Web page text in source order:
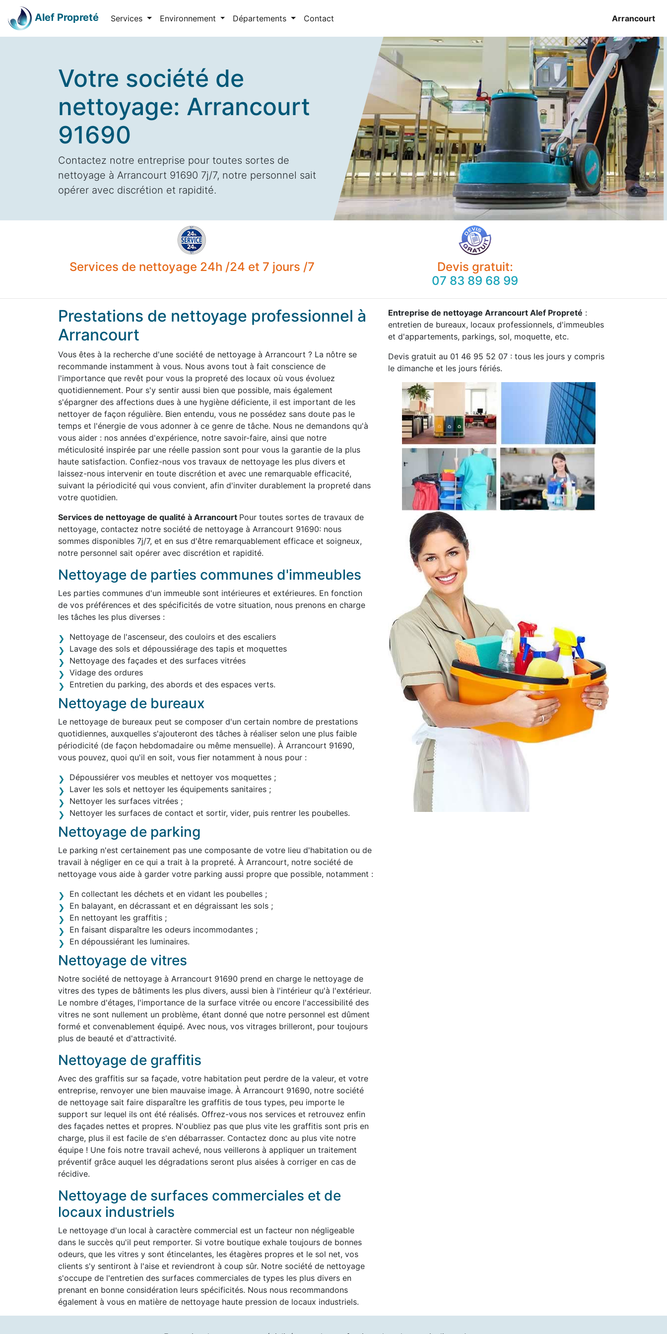
Alef Propreté Services Environnement Départements Contact Arrancourt
Votre société de
nettoyage: Arrancourt
91690
Contactez notre entreprise pour toutes sortes de
nettoyage à Arrancourt 91690 7j/7, notre personnel sait
opérer avec discrétion et rapidité.
Services de nettoyage 24h /24 et 7 jours /7
Devis gratuit:
07 83 89 68 99
Prestations de nettoyage professionnel à
Arrancourt
Vous êtes à la recherche d'une société de nettoyage à Arrancourt ? La nôtre se
recommande instamment à vous. Nous avons tout à fait conscience de
l'importance que revêt pour vous la propreté des locaux où vous évoluez
quotidiennement. Pour s'y sentir aussi bien que possible, mais également
s'épargner des affections dues à une hygiène déficiente, il est important de les
nettoyer de façon régulière. Bien entendu, vous ne possédez sans doute pas le
temps et l'énergie de vous adonner à ce genre de tâche. Nous ne demandons qu'à
vous aider : nos années d'expérience, notre savoir-faire, ainsi que notre
méticulosité inspirée par une réelle passion sont pour vous la garantie de la plus
haute satisfaction. Confiez-nous vos travaux de nettoyage les plus divers et
laissez-nous intervenir en toute discrétion et avec une remarquable efficacité,
suivant la périodicité qui vous convient, afin d'inviter durablement la propreté dans
votre quotidien.
Services de nettoyage de qualité à Arrancourt Pour toutes sortes de travaux de
nettoyage, contactez notre société de nettoyage à Arrancourt 91690: nous
sommes disponibles 7j/7, et en sus d'être remarquablement efficace et soigneux,
notre personnel sait opérer avec discrétion et rapidité.
Nettoyage de parties communes d'immeubles
Les parties communes d'un immeuble sont intérieures et extérieures. En fonction
de vos préférences et des spécificités de votre situation, nous prenons en charge
les tâches les plus diverses :
Nettoyage de l'ascenseur, des couloirs et des escaliers
Lavage des sols et dépoussiérage des tapis et moquettes
Nettoyage des façades et des surfaces vitrées
Vidage des ordures
Entretien du parking, des abords et des espaces verts.
Nettoyage de bureaux
Le nettoyage de bureaux peut se composer d'un certain nombre de prestations
quotidiennes, auxquelles s'ajouteront des tâches à réaliser selon une plus faible
périodicité (de façon hebdomadaire ou même mensuelle). À Arrancourt 91690,
vous pouvez, quoi qu'il en soit, vous fier notamment à nous pour :
Dépoussiérer vos meubles et nettoyer vos moquettes ;
Laver les sols et nettoyer les équipements sanitaires ;
Nettoyer les surfaces vitrées ;
Nettoyer les surfaces de contact et sortir, vider, puis rentrer les poubelles.
Nettoyage de parking
Le parking n'est certainement pas une composante de votre lieu d'habitation ou de
travail à négliger en ce qui a trait à la propreté. À Arrancourt, notre société de
nettoyage vous aide à garder votre parking aussi propre que possible, notamment :
En collectant les déchets et en vidant les poubelles ;
En balayant, en décrassant et en dégraissant les sols ;
En nettoyant les graffitis ;
En faisant disparaître les odeurs incommodantes ;
En dépoussiérant les luminaires.
Nettoyage de vitres
Notre société de nettoyage à Arrancourt 91690 prend en charge le nettoyage de
vitres des types de bâtiments les plus divers, aussi bien à l'intérieur qu'à l'extérieur.
Le nombre d'étages, l'importance de la surface vitrée ou encore l'accessibilité des
vitres ne sont nullement un problème, étant donné que notre personnel est dûment
formé et convenablement équipé. Avec nous, vos vitrages brilleront, pour toujours
plus de beauté et d'attractivité.
Nettoyage de graffitis
Avec des graffitis sur sa façade, votre habitation peut perdre de la valeur, et votre
entreprise, renvoyer une bien mauvaise image. À Arrancourt 91690, notre société
de nettoyage sait faire disparaître les graffitis de tous types, peu importe le
support sur lequel ils ont été réalisés. Offrez-vous nos services et retrouvez enfin
des façades nettes et propres. N'oubliez pas que plus vite les graffitis sont pris en
charge, plus il est facile de s'en débarrasser. Contactez donc au plus vite notre
équipe ! Une fois notre travail achevé, nous veillerons à appliquer un traitement
préventif grâce auquel les dégradations seront plus aisées à corriger en cas de
récidive.
Nettoyage de surfaces commerciales et de
locaux industriels
Le nettoyage d'un local à caractère commercial est un facteur non négligeable
dans le succès qu'il peut remporter. Si votre boutique exhale toujours de bonnes
odeurs, que les vitres y sont étincelantes, les étagères propres et le sol net, vos
clients s'y sentiront à l'aise et reviendront à coup sûr. Notre société de nettoyage
s'occupe de l'entretien des surfaces commerciales de types les plus divers en
prenant en bonne considération leurs spécificités. Nous nous recommandons
également à vous en matière de nettoyage haute pression de locaux industriels.
Entreprise de nettoyage Arrancourt Alef Propreté :
entretien de bureaux, locaux professionnels, d'immeubles
et d'appartements, parkings, sol, moquette, etc.
Devis gratuit au 01 46 95 52 07 : tous les jours y compris
le dimanche et les jours fériés.